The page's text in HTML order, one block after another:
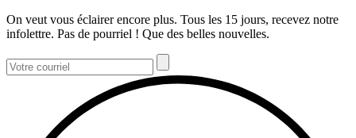
On veut vous éclairer encore plus. Tous les 15 jours, recevez notre
infolettre. Pas de pourriel ! Que des belles nouvelles.